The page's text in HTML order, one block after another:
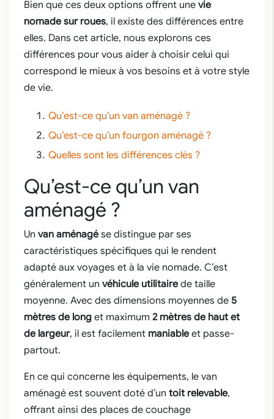
Bien que ces deux options offrent une vie
nomade sur roues, il existe des différences entre
elles. Dans cet article, nous explorons ces
différences pour vous aider à choisir celui qui
correspond le mieux à vos besoins et à votre style
de vie.
Qu’est-ce qu’un van aménagé ?
Qu’est-ce qu’un fourgon aménagé ?
Quelles sont les différences clés ?
Qu’est-ce qu’un van
aménagé ?
Un van aménagé se distingue par ses
caractéristiques spécifiques qui le rendent
adapté aux voyages et à la vie nomade. C’est
généralement un véhicule utilitaire de taille
moyenne. Avec des dimensions moyennes de 5
mètres de long et maximum 2 mètres de haut et
de largeur, il est facilement maniable et passe-
partout.
En ce qui concerne les équipements, le van
aménagé est souvent doté d’un toit relevable,
offrant ainsi des places de couchage